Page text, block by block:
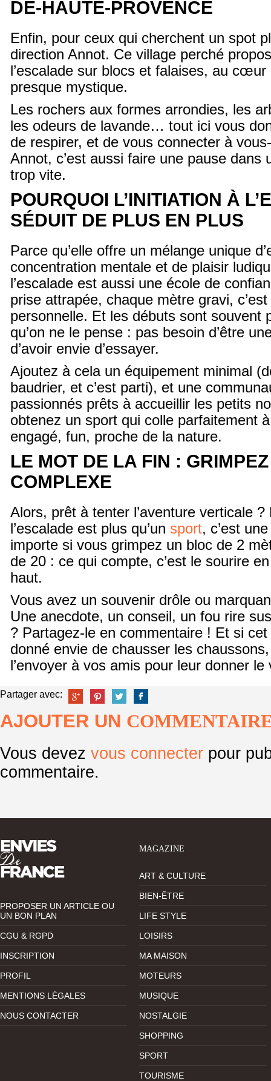
DE-HAUTE-PROVENCE
Enfin, pour ceux qui cherchent un spot
direction Annot. Ce village perché
l’escalade sur blocs et falaises, au cœur
presque mystique.
Les rochers aux formes arrondies, les
les odeurs de lavande… tout ici vous
de respirer, et de vous connecter à
Annot, c’est aussi faire une pause dans
trop vite.
POURQUOI L’INITIATION À
SÉDUIT DE PLUS EN PLUS
Parce qu’elle offre un mélange unique
concentration mentale et de plaisir
l’escalade est aussi une école de
prise attrapée, chaque mètre gravi,
personnelle. Et les débuts sont souvent
qu’on ne le pense : pas besoin d’être
d’avoir envie d’essayer.
Ajoutez à cela un équipement minimal
baudrier, et c’est parti), et une
passionnés prêts à accueillir les petits
obtenez un sport qui colle parfaitement
engagé, fun, proche de la nature.
LE MOT DE LA FIN :
COMPLEXE
Alors, prêt à tenter l’aventure verticale ?
l’escalade est plus qu’un sport, c’est
importe si vous grimpez un bloc de 2
de 20 : ce qui compte, c’est le sourire
haut.
Vous avez un souvenir drôle ou
Une anecdote, un conseil, un fou rire
? Partagez-le en commentaire ! Et si
donné envie de chausser les
l’envoyer à vos amis pour leur donner
Partager avec:
AJOUTER UN
Vous devez vous connecter pour
commentaire.
PROPOSER UN ARTICLE OU
UN BON PLAN
CGU & RGPD
INSCRIPTION
PROFIL
MENTIONS LÉGALES
NOUS CONTACTER
MAGAZINE
ART & CULTURE
BIEN-ÊTRE
LIFE STYLE
LOISIRS
MA MAISON
MOTEURS
MUSIQUE
NOSTALGIE
SHOPPING
SPORT
TOURISME